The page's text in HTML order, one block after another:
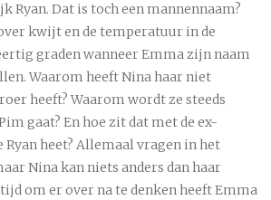
Ryan. Dat is toch een mannennaam?
kwijt en de temperatuur in de
graden wanneer Emma zijn naam
Waarom heeft Nina haar niet
heeft? Waarom wordt ze steeds
gaat? En hoe zit dat met de ex-
heet? Allemaal vragen in het
Nina kan niets anders dan haar
om er over na te denken heeft Emma